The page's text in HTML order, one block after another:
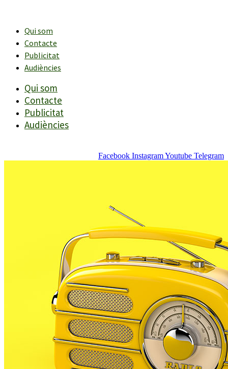
contingutQui som
Contacte
Publicitat
Audiències
Qui som
Contacte
Publicitat
Audiències
Facebook InstagramYoutube Telegram